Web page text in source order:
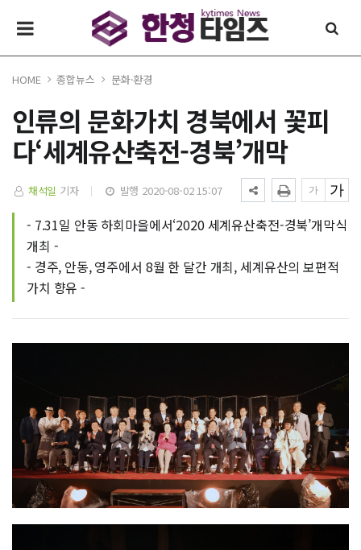
HOME 종합뉴스 문화·환경
인류의 문화가치 경북에서 꽃피
다‘세계유산축전-경북’개막
채석일 기자 발행 2020-08-02 15:07
- 7.31일 안동 하회마을에서‘2020 세계유산축전-경북’개막식
개최 -
- 경주, 안동, 영주에서 8월 한 달간 개최, 세계유산의 보편적
가치 향유 -